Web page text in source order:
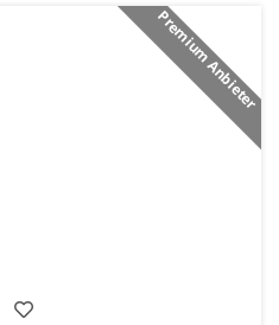
Premium Anbieter